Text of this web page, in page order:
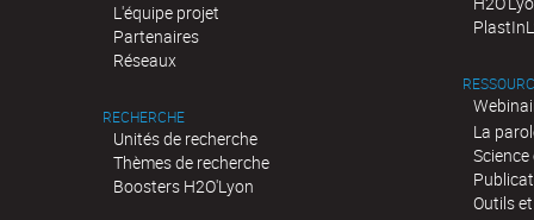
L'équipe projet
Partenaires
Réseaux
RECHERCHE
Unités de recherche
Thèmes de recherche
Boosters H2O'Lyon
La
Outils